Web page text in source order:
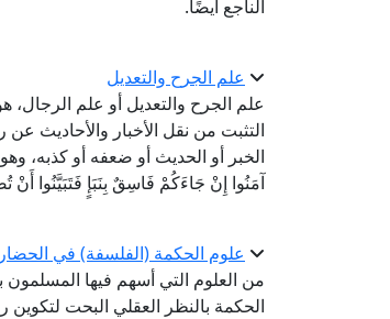
الناجع أيضًا.
علم الجرح والتعديل
علم الجرح والتعديل أو علم الرجال،
التثبت من نقل الأخبار والأحاديث
الخبر أو الحديث أو ضعفه أو كذبه،
آمَنُوا إِنْ جَاءَكُمْ فَاسِقٌ بِنَبَإٍ فَتَبَيَّنُوا أَنْ
علوم الحكمة (الفلسفة) في
من العلوم التي أسهم فيها المسلمون
الحكمة بالنظر العقلي البحت لتكوين